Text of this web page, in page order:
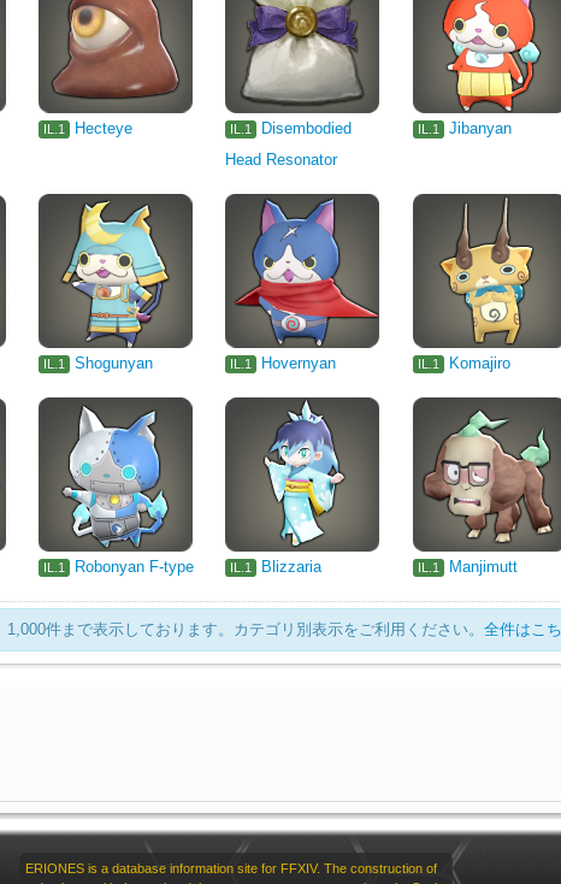
IL.1 Hecteye IL.1
Disembodied
Head Resonator
IL.1 Jibanyan
IL.1 Shogunyan IL.1 Hovernyan IL.1 Komajiro
IL.1 Robonyan F-type IL.1 Blizzaria IL.1 Manjimutt
1,000件まで表示しております。カテゴリ別表示をご利用ください。 全件はこ
ERIONES is a database information site for FFXIV. The construction of